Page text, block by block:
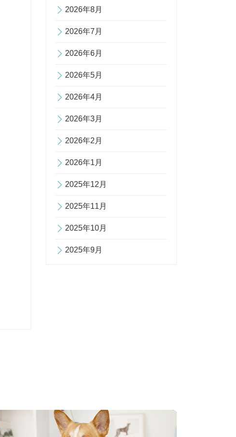
2026年8月
2026年7月
2026年6月
2026年5月
2026年4月
2026年3月
2026年2月
2026年1月
2025年12月
2025年11月
2025年10月
2025年9月